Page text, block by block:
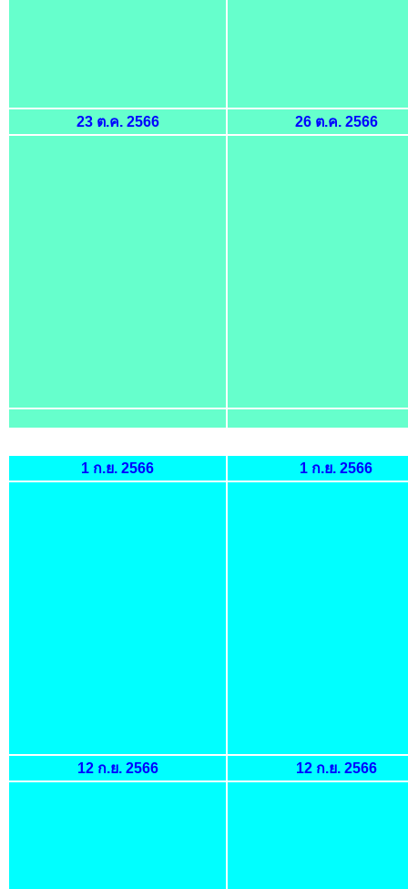
23 ต.ค. 2566 26 ต.ค. 2566
1 ก.ย. 2566 1 ก.ย. 2566
12 ก.ย. 2566 12 ก.ย. 2566